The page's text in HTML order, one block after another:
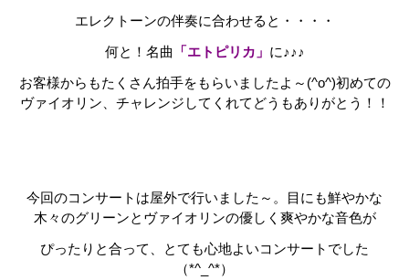
エレクトーンの伴奏に合わせると・・・・
何と！名曲 「エトピリカ」 に♪♪♪
お客様からもたくさん拍手をもらいましたよ～(^o^)初めての
ヴァイオリン、チャレンジしてくれてどうもありがとう！！
今回のコンサートは屋外で行いました～。目にも鮮やかな
木々のグリーンとヴァイオリンの優しく爽やかな音色が
ぴったりと合って、とても心地よいコンサートでした
（*^_^*）